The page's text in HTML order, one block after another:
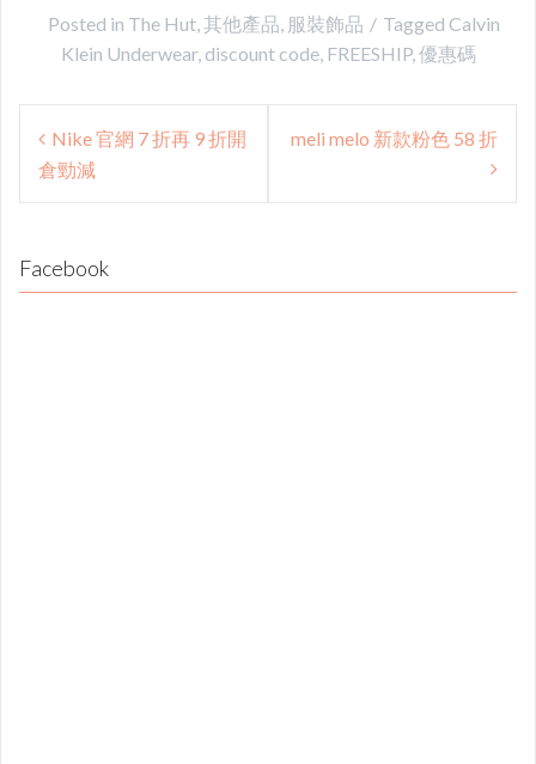
Posted in The Hut,其他產品, 服裝飾品 Tagged Calvin
Klein Underwear, discount code, FREESHIP,優惠碼
Post
navigation
Nike 官網 7 折再 9 折開
倉勁減
meli melo 新款粉色 58 折
Facebook